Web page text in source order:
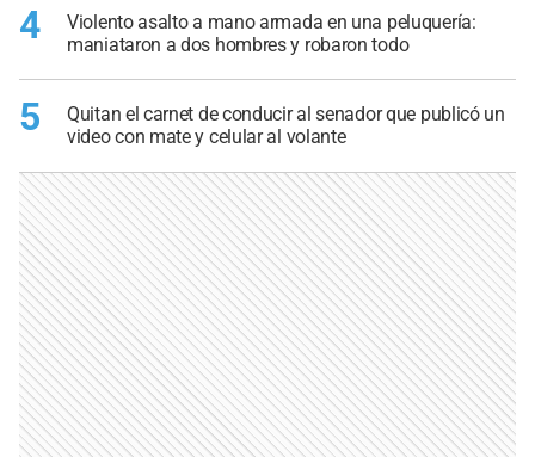
4
Violento asalto a mano armada en una peluquería:
maniataron a dos hombres y robaron todo
5
Quitan el carnet de conducir al senador que publicó un
video con mate y celular al volante